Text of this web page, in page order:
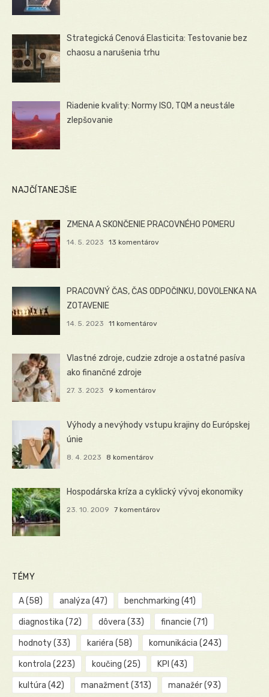
Strategická Cenová Elasticita: Testovanie bez
chaosu a narušenia trhu
Riadenie kvality: Normy ISO, TQM a neustále
zlepšovanie
NAJČÍTANEJŠIE
ZMENA A SKONČENIE PRACOVNÉHO POMERU
14. 5. 2023 13 komentárov
PRACOVNÝ ČAS, ČAS ODPOČINKU, DOVOLENKA NA
ZOTAVENIE
14. 5. 2023 11 komentárov
Vlastné zdroje, cudzie zdroje a ostatné pasíva
ako finančné zdroje
27. 3. 2023 9 komentárov
Výhody a nevýhody vstupu krajiny do Európskej
únie
8. 4. 2023 8 komentárov
Hospodárska kríza a cyklický vývoj ekonomiky
23. 10. 2009 7 komentárov
TÉMY
A(58) analýza (47) benchmarking (41)
diagnostika (72) dôvera (33) financie (71)
hodnoty(33) kariéra (58) komunikácia (243)
kontrola (223) koučing (25) KPI (43)
kultúra (42) manažment (313) manažér(93)